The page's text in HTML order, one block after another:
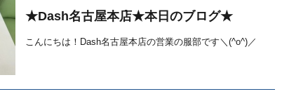
★Dash名古屋本店★本日のブログ★
こんにちは！Dash名古屋本店の営業の服部です＼(^o^)／